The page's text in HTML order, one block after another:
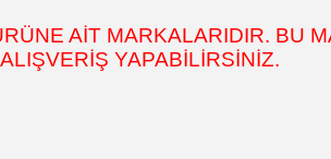
AİT MARKALARIDIR. BU
YAPABİLİRSİNİZ.